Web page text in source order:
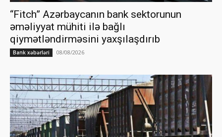
“Fitch” Azərbaycanın bank sektorunun
əməliyyat mühiti ilə bağlı
qiymətləndirməsini yaxşılaşdırıb
Bank xəbərləri 08/08/2026